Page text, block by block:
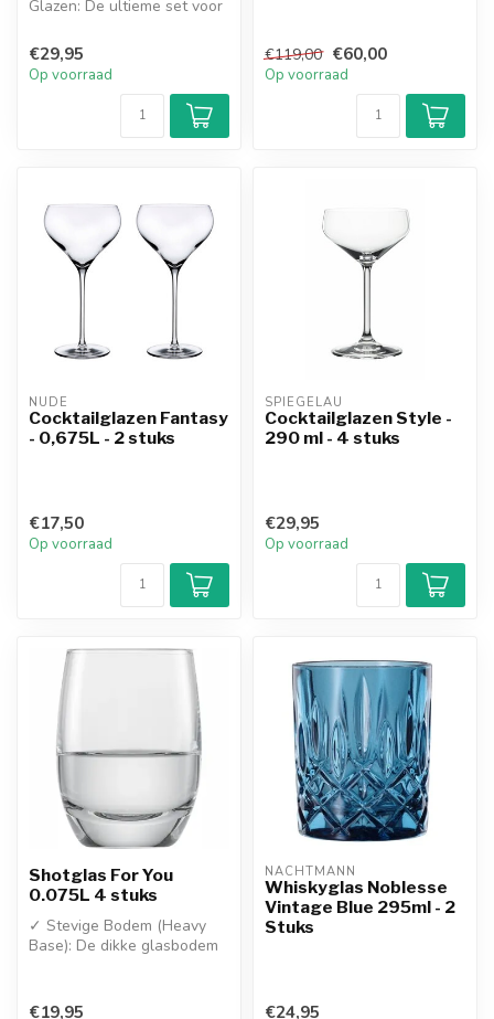
Glazen: De ultieme set voor
thu...
€29,95
Op voorraad
€119,00 €60,00
Op voorraad
NUDE
Cocktailglazen Fantasy
- 0,675L - 2 stuks
€17,50
Op voorraad
SPIEGELAU
Cocktailglazen Style -
290 ml - 4 stuks
€29,95
Op voorraad
Shotglas For You
0.075L 4 stuks
✓ Stevige Bodem (Heavy
Base): De dikke glasbodem
€19,95
NACHTMANN
Whiskyglas Noblesse
Vintage Blue 295ml - 2
Stuks
€24,95